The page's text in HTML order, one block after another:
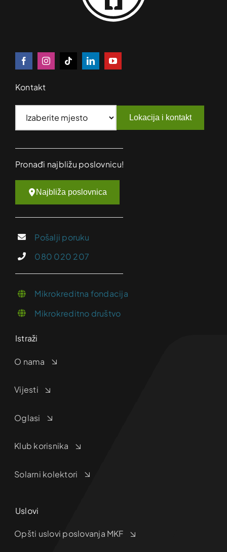
Kontakt
Lokacija i kontakt
Pronađi najbližu poslovnicu!
Najbliža poslovnica
Pošalji poruku
080 020 207
Mikrokreditna fondacija
Mikrokreditno društvo
Istraži
O nama
Vijesti
Oglasi
Klub korisnika
Solarni kolektori
Uslovi
Opšti uslovi poslovanja MKF